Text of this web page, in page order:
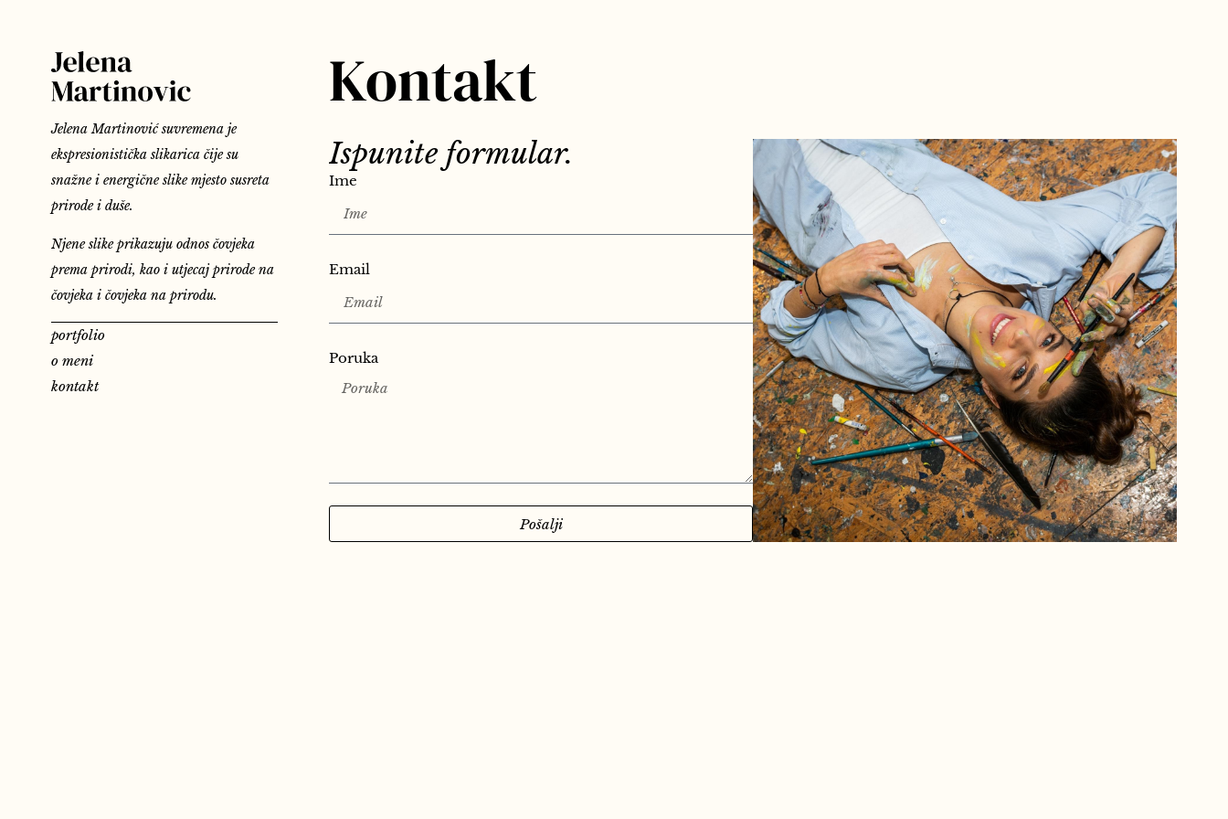
Jelena Martinović suvremena je
ekspresionistička slikarica čije su
snažne i energične slike mjesto susreta
prirode i duše.
Njene slike prikazuju odnos čovjeka
prema prirodi, kao i utjecaj prirode na
čovjeka i čovjeka na prirodu.
portfolio
o meni
kontakt
Kontakt
Ispunite formular.
Ime
Email
Poruka
Pošalji